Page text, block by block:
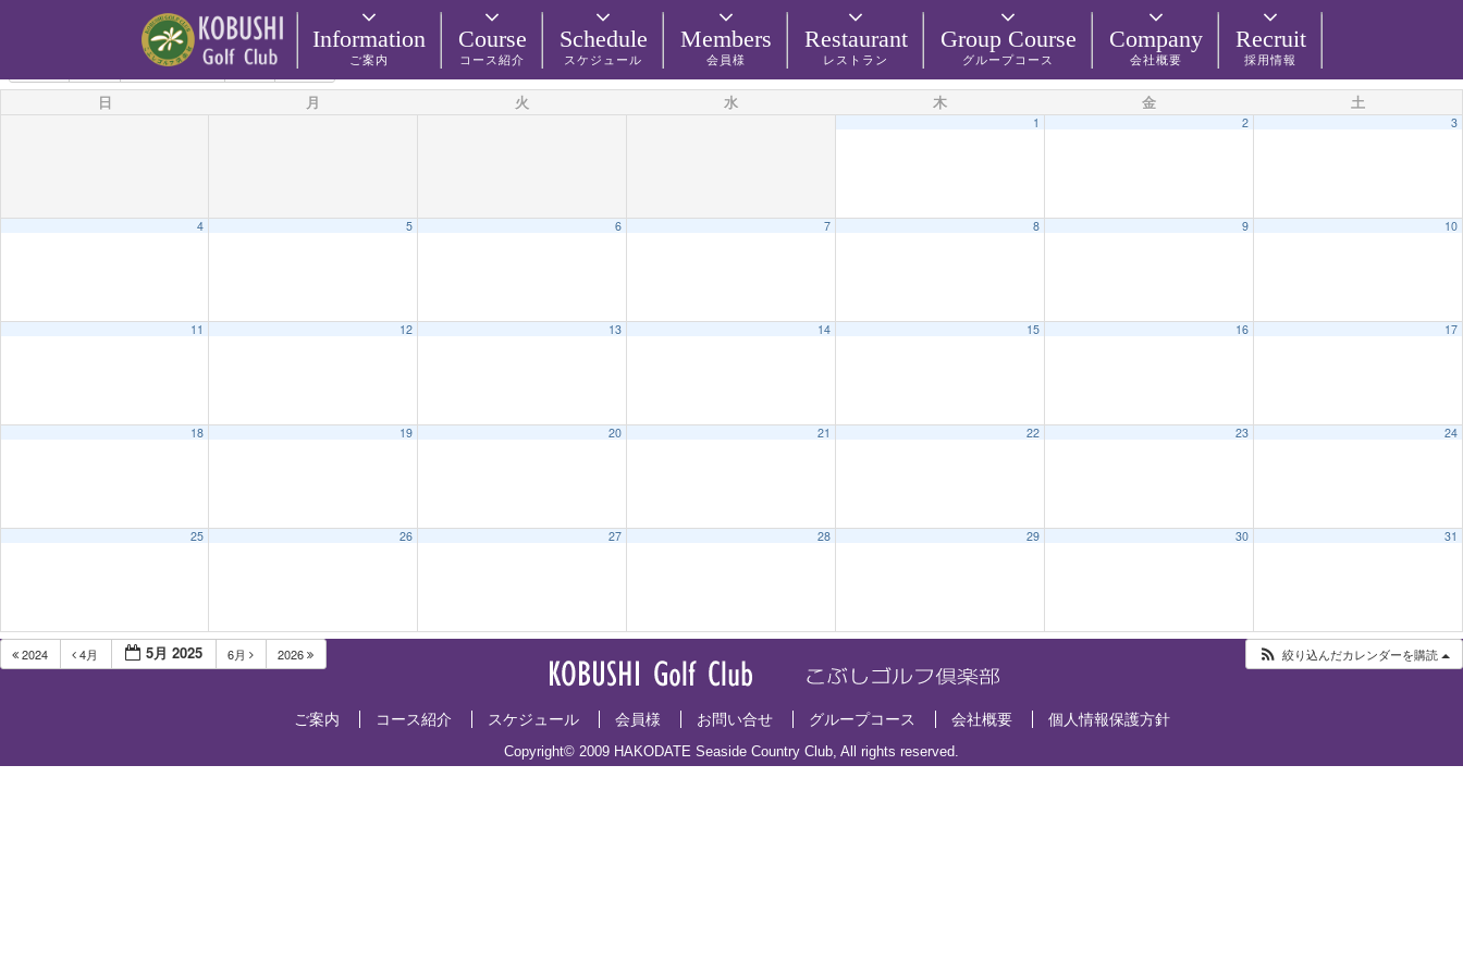
Information
ご案内
Course
コース紹介
Schedule
スケジュール
Members
会員様
Restaurant
レストラン
Group Course
グループコース
Company
会社概要
Recruit
採用情報
5月 2025 6月 2026
日 月 火 水 木 金 土
1 2 3
4 5 6 7 8 9 10
11 12 13 14 15 16 17
18 19 20 21 22 23 24
25 26 27 28 29 30 31
2024 4月 5月 2025 6月 2026 絞り込んだカレンダーを購読
ご案内 コース紹介 スケジュール 会員様 お問い合せ グループコース 会社概要 個人情報保護方針
Copyright© 2009 HAKODATE Seaside Country Club, All rights reserved.